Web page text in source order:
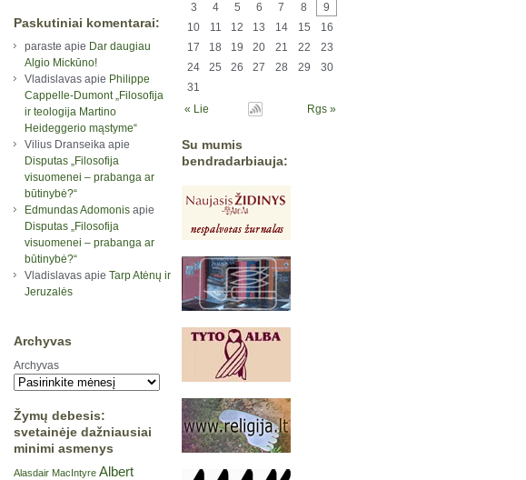
Paskutiniai komentarai:
paraste apie Dar daugiau
Algio Mickūno!
Vladislavas apie Philippe
Cappelle-Dumont „Filosofija
ir teologija Martino
Heideggerio mąstyme“
Vilius Dranseika apie
Disputas „Filosofija
visuomenei – prabanga ar
būtinybė?“
Edmundas Adomonis apie
Disputas „Filosofija
visuomenei – prabanga ar
būtinybė?“
Vladislavas apie Tarp Atėnų ir
Jeruzalės
Archyvas
Archyvas
Žymų debesis:
svetainėje dažniausiai
minimi asmenys
Alasdair MacIntyre Albert
3
4 5 6 7 8
9
10
11 12 13 14 15
16
17
18 19 20 21 22
23
24
25 26 27 28 29
30
31
« Lie
Rgs »
Su mumis
bendradarbiauja: